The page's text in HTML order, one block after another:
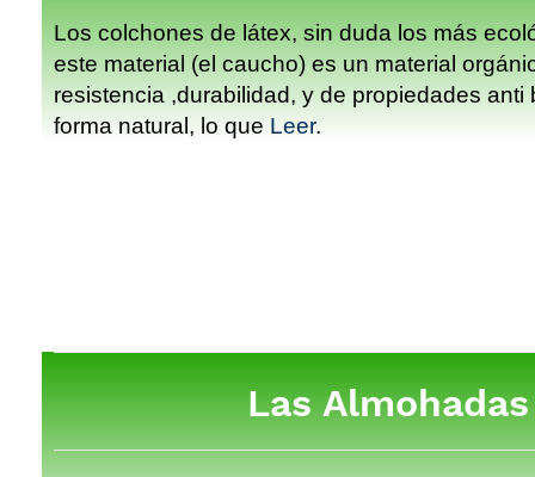
Los colchones de látex, sin duda los más
este material (el caucho) es un material
resistencia ,durabilidad, y de propiedades anti
forma natural, lo que Leer.
Las Almohadas